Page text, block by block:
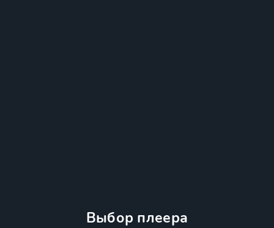
Выбор плеера